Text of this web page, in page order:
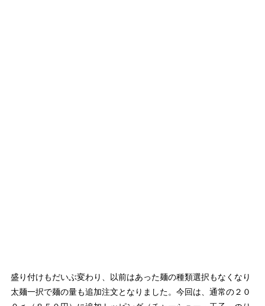
盛り付けもだいぶ変わり、以前はあった麺の種類選択もなくなり
太麺一択で麺の量も追加注文となりました。今回は、通常の２０